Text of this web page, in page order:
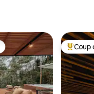
Coup
Coup